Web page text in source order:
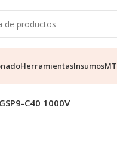
HerramientasInsumosMT
C40 1000V